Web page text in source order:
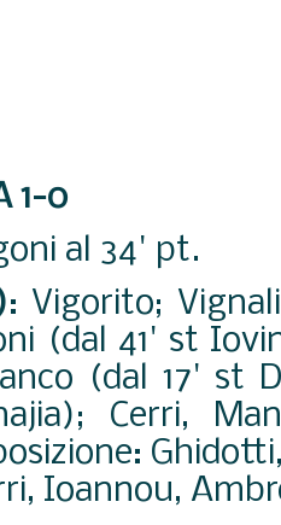
1-0
al 34' pt.
: Vigorito;
(dal 41' st
(dal 17' st
Cerri,
Ioannou,